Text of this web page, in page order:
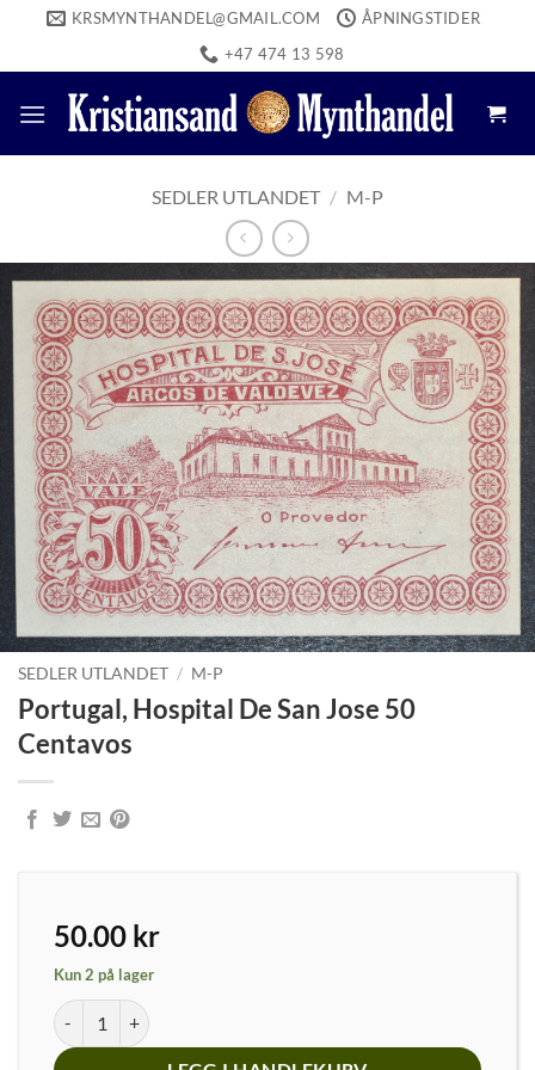
content
KRSMYNTHANDEL@GMAIL.COM
ÅPNINGSTIDER
+47 474 13 598
SEDLER UTLANDET / M-P
SEDLER UTLANDET / M-P
Portugal, Hospital De San Jose 50
Centavos
50.00 kr
Kun 2 på lager
Portugal, Hospital De San Jose 50 Centavos antall